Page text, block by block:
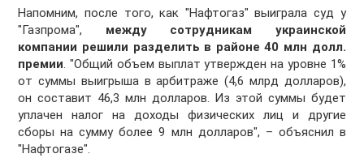
Напомним, после того, как "Нафтогаз" выиграла суд у
"Газпрома", между сотрудникам украинской
компании решили разделить в районе 40 млн долл.
премии. "Общий объем выплат утвержден на уровне 1%
от суммы выигрыша в арбитраже (4,6 млрд долларов),
он составит 46,3 млн долларов. Из этой суммы будет
уплачен налог на доходы физических лиц и другие
сборы на сумму более 9 млн долларов", – объяснил в
"Нафтогазе".